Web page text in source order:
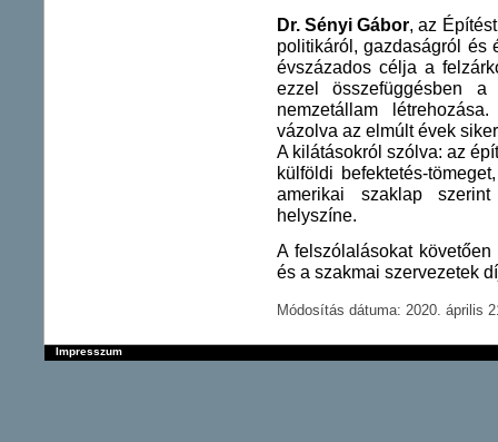
Dr. Sényi Gábor, az
politikáról, gazdaságról és
évszázados célja a
ezzel összefüggésben
nemzetállam
vázolva az elmúlt évek
A kilátásokról szólva: az
külföldi befektetés-
amerikai szaklap
helyszíne.
A felszólalásokat
és a szakmai szervezetek
Módosítás dátuma: 2020. április
Impresszum